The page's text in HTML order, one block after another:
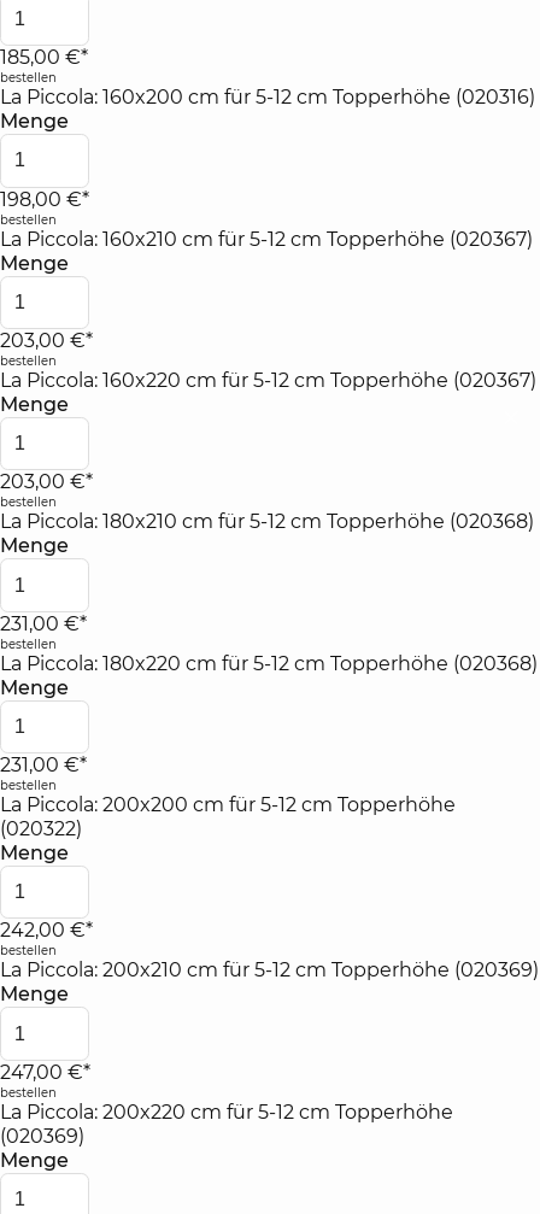
185,00 €*
bestellen
La Piccola: 160x200 cm für 5-12 cm Topperhöhe (020316)
Menge
198,00 €*
bestellen
La Piccola: 160x210 cm für 5-12 cm Topperhöhe (020367)
Menge
203,00 €*
bestellen
La Piccola: 160x220 cm für 5-12 cm Topperhöhe (020367)
Menge
203,00 €*
bestellen
La Piccola: 180x210 cm für 5-12 cm Topperhöhe (020368)
Menge
231,00 €*
bestellen
La Piccola: 180x220 cm für 5-12 cm Topperhöhe (020368)
Menge
231,00 €*
bestellen
La Piccola: 200x200 cm für 5-12 cm Topperhöhe
(020322)
Menge
242,00 €*
bestellen
La Piccola: 200x210 cm für 5-12 cm Topperhöhe (020369)
Menge
247,00 €*
bestellen
La Piccola: 200x220 cm für 5-12 cm Topperhöhe
(020369)
Menge